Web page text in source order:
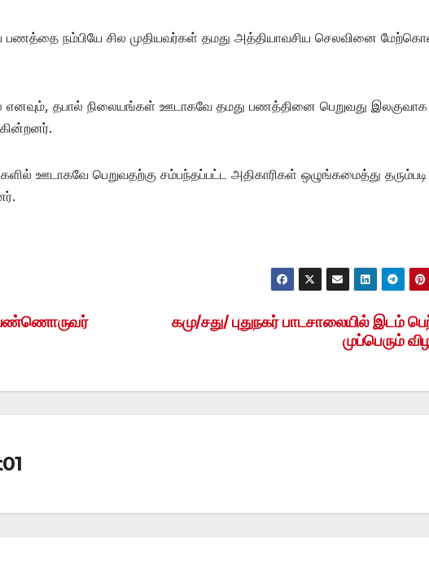
பணத்தை நம்பியே சில முதியவர்கள் தமது அத்தியாவசிய செலவினை
தபால் நிலையங்கள் ஊடாகவே தமது பணத்தினை பெறுவது இலகுவாக
ஊடாகவே பெறுவதற்கு சம்பந்தப்பட்ட அதிகாரிகள் ஒழுங்கமைத்து தரும்படி
கமு/சது/ புதுநகர் பாடசாலையில் இடம்
முப்பெரும்
பெண்ணொருவர்